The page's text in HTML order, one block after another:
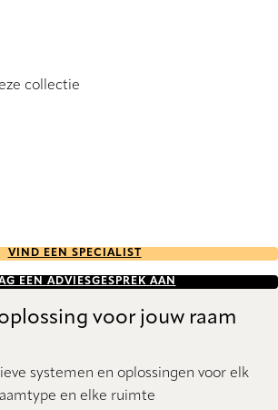
collectie
VIND EEN SPECIALIST
EEN ADVIESGESPREK AAN
voor jouw raam
systemen en oplossingen voor elk
en elke ruimte